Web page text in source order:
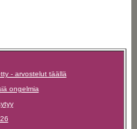
- arvostelut täällä
ongelmia